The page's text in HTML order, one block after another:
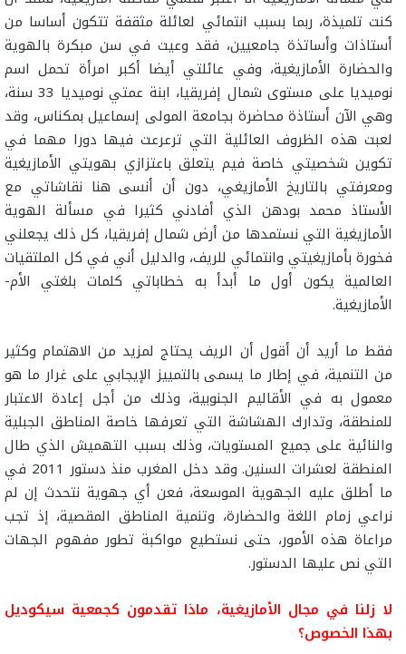
كنت تلميذة، ربما بسبب انتمائي لعائلة مثقفة تتكون أساسا من
أستاذات وأساتذة جامعيين، فقد وعيت في سن مبكرة بالهوية
والحضارة الأمازيغية، وفي عائلتي أيضا أكبر امرأة تحمل اسم
نوميديا على مستوى شمال إفريقيا، ابنة عمتي نوميديا 33 سنة،
وهي الآن أستاذة محاضرة بجامعة المولى إسماعيل بمكناس، وقد
لعبت هذه الظروف العائلية التي ترعرعت فيها دورا مهما في
تكوين شخصيتي خاصة فيم يتعلق باعتزازي بهويتي الأمازيغية
ومعرفتي بالتاريخ الأمازيغي، دون أن أنسى هنا نقاشاتي مع
الأستاذ محمد بودهن الذي أفادني كثيرا في مسألة الهوية
الأمازيغية التي نستمدها من أرض شمال إفريقيا، كل ذلك يجعلني
فخورة بأمازيغيتي وانتمائي للريف، والدليل أني في كل الملتقيات
العالمية يكون أول ما أبدأ به خطاباتي كلمات بلغتي الأم-
الأمازيغية.
فقط ما أريد أن أقول أن الريف يحتاج لمزيد من الاهتمام وكثير
من التنمية، في إطار ما يسمى بالتمييز الإيجابي على غرار ما هو
معمول به في الأقاليم الجنوبية، وذلك من أجل إعادة الاعتبار
للمنطقة، وتدارك الهشاشة التي تعرفها خاصة المناطق الجبلية
والنائية على جميع المستويات، وذلك بسبب التهميش الذي طال
المنطقة لعشرات السنين. وقد دخل المغرب منذ دستور 2011 في
ما أطلق عليه الجهوية الموسعة، فعن أي جهوية نتحدث إن لم
نراعي زمام اللغة والحضارة، وتنمية المناطق المقصية، إذ تجب
مراعاة هذه الأمور، حتى نستطيع مواكبة تطور مفهوم الجهات
التي نص عليها الدستور.
لا زلنا في مجال الأمازيغية، ماذا تقدمون كجمعية سيكوديل
بهذا الخصوص؟